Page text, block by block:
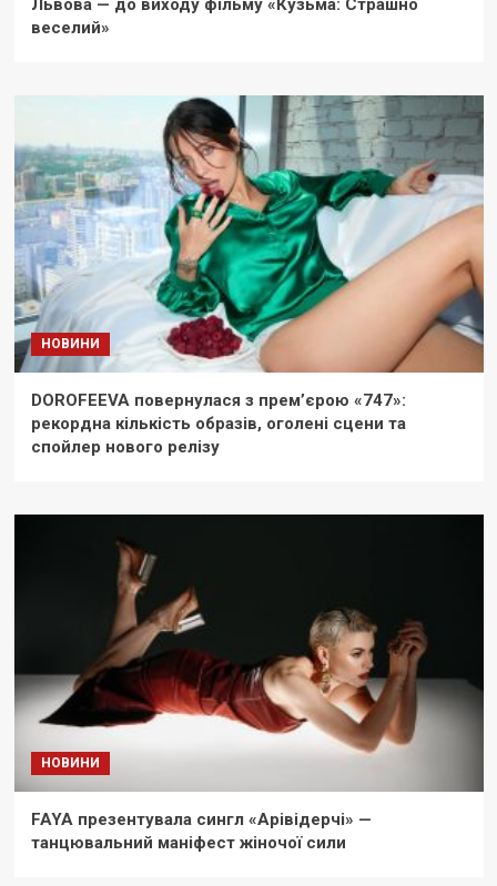
Львова — до виходу фільму «Кузьма: Страшно
веселий»
НОВИНИ
DOROFEEVA повернулася з прем’єрою «747»:
рекордна кількість образів, оголені сцени та
спойлер нового релізу
НОВИНИ
FAYA презентувала сингл «Арівідерчі» —
танцювальний маніфест жіночої сили